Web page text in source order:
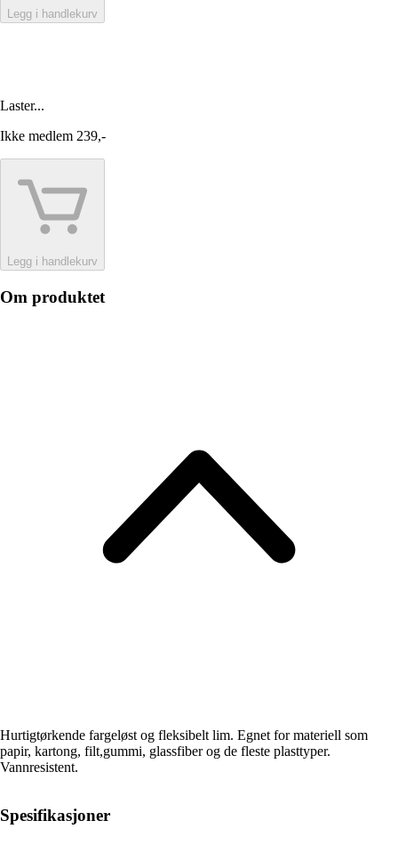
Legg i handlekurv
Laster...
Ikke medlem 239,-
Legg i handlekurv
Om produktet
Hurtigtørkende fargeløst og fleksibelt lim. Egnet for materiell som
papir, kartong, filt,gummi, glassfiber og de fleste plasttyper.
Vannresistent.
Spesifikasjoner